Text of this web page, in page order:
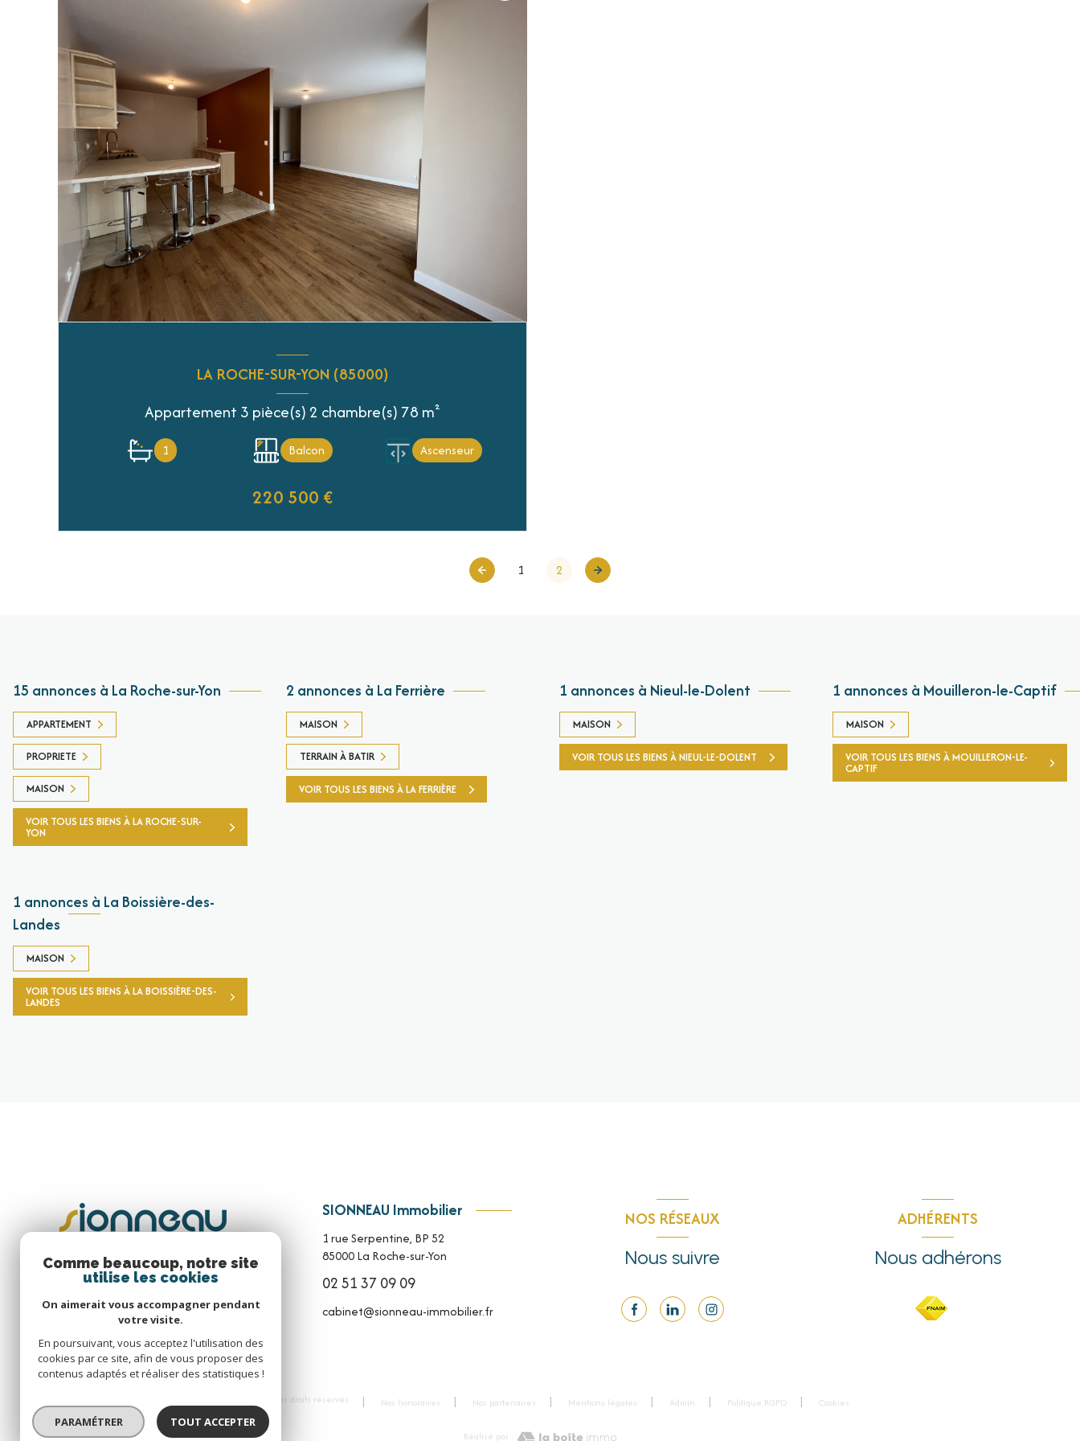
LA ROCHE-SUR-YON (85000)
Appartement 3 pièce(s) 2 chambre(s) 78 m²
1 Balcon Ascenseur
220 500 €
VOIR LE BIEN
1
2
15 annonces à La Roche-sur-Yon
APPARTEMENT
PROPRIETE
MAISON
VOIR TOUS LES BIENS À LA ROCHE-SUR-
YON
2 annonces à La Ferrière
MAISON
TERRAIN À BATIR
VOIR TOUS LES BIENS À LA FERRIÈRE
1 annonces à Nieul-le-Dolent
MAISON
VOIR TOUS LES BIENS À NIEUL-LE-DOLENT
1 annonces à Mouilleron-le-Captif
MAISON
VOIR TOUS LES BIENS À MOUILLERON-LE-
CAPTIF
1 annonces à La Boissière-des-
Landes
MAISON
VOIR TOUS LES BIENS À LA BOISSIÈRE-DES-
LANDES
SIONNEAU Immobilier
1 rue Serpentine, BP 52
85000La Roche-sur-Yon
02 51 37 09 09
cabinet@sionneau-immobilier.fr
NOS RÉSEAUX
Nous suivre
ADHÉRENTS
Nous adhérons
© 2026 | Tous droits réservés Nos honoraires Nos partenaires Mentions légales Admin Politique RGPD Cookies
Réalisé par :
Comme beaucoup, notre site
utilise les cookies
On aimerait vous accompagner pendant
votre visite.
En poursuivant, vous acceptez l'utilisation des
cookies par ce site, afin de vous proposer des
contenus adaptés et réaliser des statistiques !
PARAMÉTRER TOUT ACCEPTER